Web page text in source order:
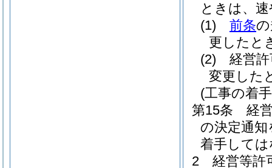
ときは、
(1)
前条
更したと
(2)
経営
変更した
(工事の着
第15条
経
の決定通
着手して
2
経営等許